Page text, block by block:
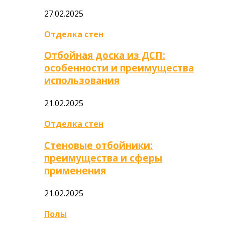
27.02.2025
Отделка стен
Отбойная доска из ДСП:
особенности и преимущества
использования
21.02.2025
Отделка стен
Стеновые отбойники:
преимущества и сферы
применения
21.02.2025
Полы